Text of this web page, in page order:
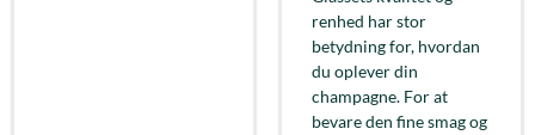
renhed har stor
betydning for, hvordan
du oplever din
champagne. For at
bevare den fine smag og